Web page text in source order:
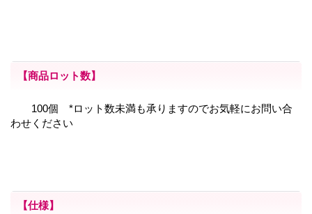
【商品ロット数】
100個 *ロット数未満も承りますのでお気軽にお問い合
わせください
【仕様】